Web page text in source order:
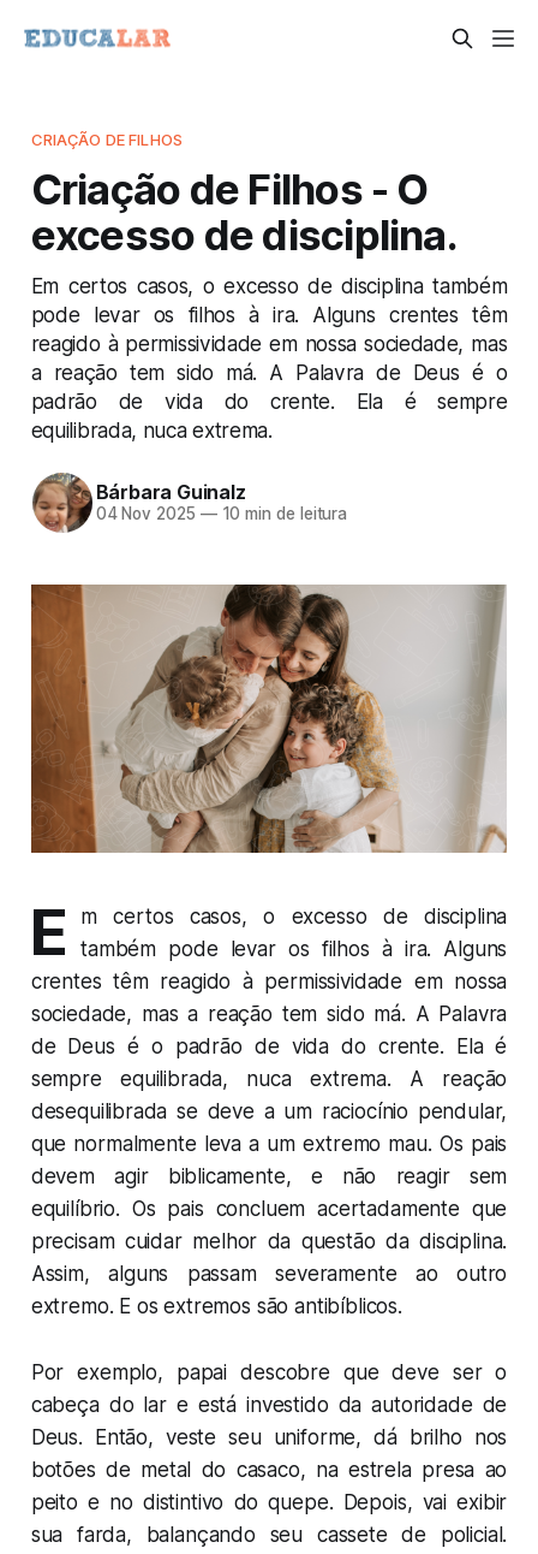
CRIAÇÃO DE FILHOS
Criação de Filhos - O
excesso de disciplina.
Em certos casos, o excesso de disciplina também
pode levar os filhos à ira. Alguns crentes têm
reagido à permissividade em nossa sociedade, mas
a reação tem sido má. A Palavra de Deus é o
padrão de vida do crente. Ela é sempre
equilibrada, nuca extrema.
Bárbara Guinalz
04 Nov 2025 —10 min de leitura
E
m certos casos, o excesso de disciplina
também pode levar os filhos à ira. Alguns
crentes têm reagido à permissividade em nossa
sociedade, mas a reação tem sido má. A Palavra
de Deus é o padrão de vida do crente. Ela é
sempre equilibrada, nuca extrema. A reação
desequilibrada se deve a um raciocínio pendular,
que normalmente leva a um extremo mau. Os pais
devemagir biblicamente, e não reagir sem
equilíbrio. Os pais concluem acertadamente que
precisam cuidar melhor da questão da disciplina.
Assim, alguns passam severamente ao outro
extremo. E os extremos são antibíblicos.
Por exemplo, papai descobre que deve ser o
cabeça do lar e está investido da autoridade de
Deus. Então, veste seu uniforme, dá brilho nos
botões de metal do casaco, na estrela presa ao
peito e no distintivo do quepe. Depois, vai exibir
sua farda, balançando seu cassete de policial.